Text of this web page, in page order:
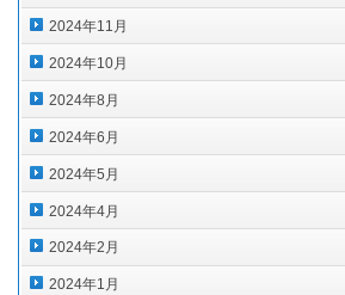
2024年11月
2024年10月
2024年8月
2024年6月
2024年5月
2024年4月
2024年2月
2024年1月